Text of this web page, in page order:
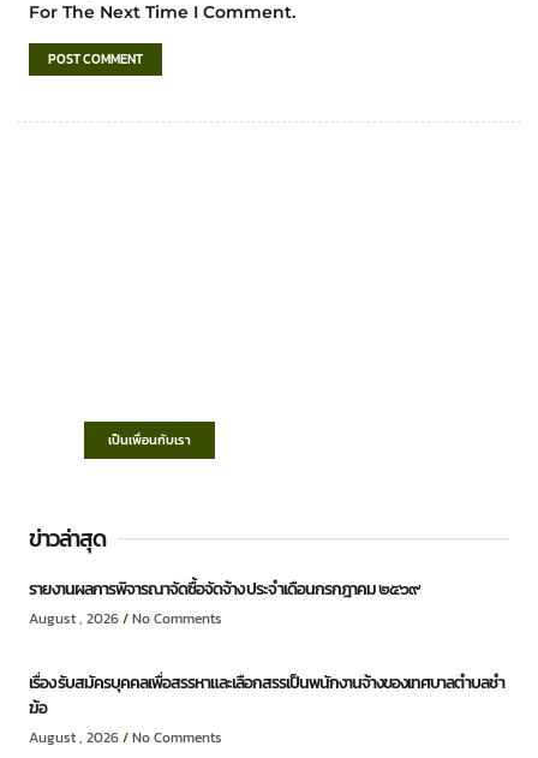
For The Next Time I Comment.
เป็นเพื่อนกับเรา
ข่าวล่าสุด
รายงานผลการพิจารณาจัดซื้อจัดจ้าง ประจำเดือนกรกฎาคม ๒๕๖๙
August , 2026 No Comments
เรื่อง รับสมัครบุคคลเพื่อสรรหาและเลือกสรรเป็นพนักงานจ้างของเทศบาลตำบลชำ
ฆ้อ
August , 2026 No Comments